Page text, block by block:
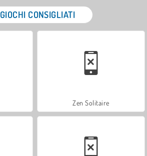
GIOCHI CONSIGLIATI
Zen Solitaire